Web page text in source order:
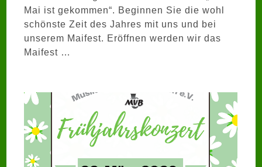
Mai ist gekommen“. Beginnen Sie die wohl
schönste Zeit des Jahres mit uns und bei
unserem Maifest. Eröffnen werden wir das
Maifest …